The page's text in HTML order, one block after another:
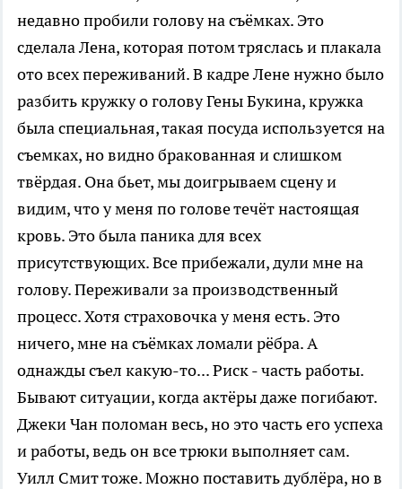
недавно пробили голову на съёмках. Это
сделала Лена, которая потом тряслась и плакала
ото всех переживаний. В кадре Лене нужно было
разбить кружку о голову Гены Букина, кружка
была специальная, такая посуда используется на
съемках, но видно бракованная и слишком
твёрдая. Она бьет, мы доигрываем сцену и
видим, что у меня по голове течёт настоящая
кровь. Это была паника для всех
присутствующих. Все прибежали, дули мне на
голову. Переживали за производственный
процесс. Хотя страховочка у меня есть. Это
ничего, мне на съёмках ломали рёбра. А
однажды съел какую-то... Риск - часть работы.
Бывают ситуации, когда актёры даже погибают.
Джеки Чан поломан весь, но это часть его успеха
и работы, ведь он все трюки выполняет сам.
Уилл Смит тоже. Можно поставить дублёра, но в